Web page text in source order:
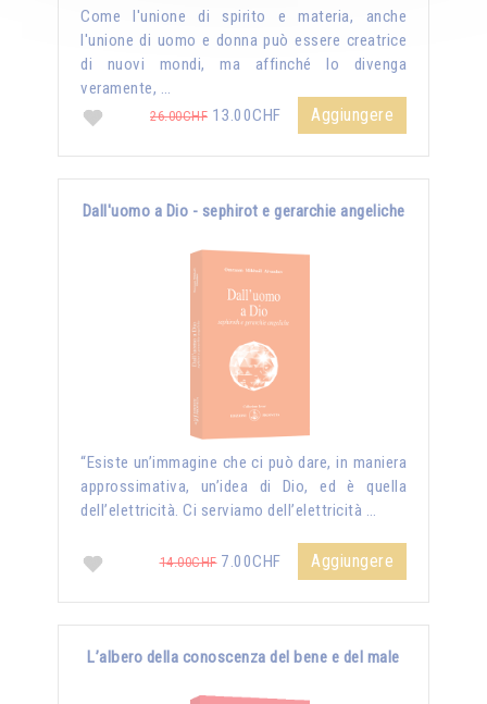
Come l'unione di spirito e materia, anche
l'unione di uomo e donna può essere creatrice
di nuovi mondi, ma affinché lo divenga
veramente, …
26.00CHF 13.00CHF Aggiungere
Dall'uomo a Dio - sephirot e gerarchie angeliche
“Esiste un’immagine che ci può dare, in maniera
approssimativa, un’idea di Dio, ed è quella
dell’elettricità. Ci serviamo dell’elettricità …
14.00CHF7.00CHF Aggiungere
L’albero della conoscenza del bene e del male